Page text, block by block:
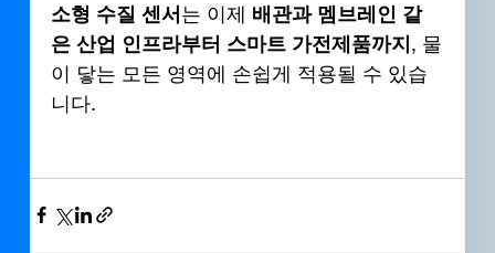
소형 수질 센서는 이제 배관과 멤브레인 같
은 산업 인프라부터 스마트 가전제품까지, 물
이 닿는 모든 영역에 손쉽게 적용될 수 있습
니다.